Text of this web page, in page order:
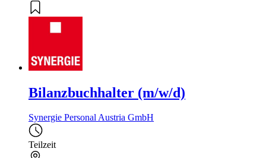
Bilanzbuchhalter (m/w/d)
Synergie Personal Austria GmbH
Teilzeit